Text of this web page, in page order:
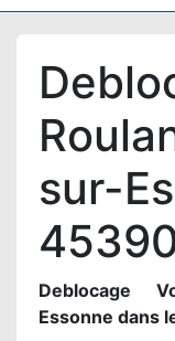
sur-
Deblocage
Essonne dans